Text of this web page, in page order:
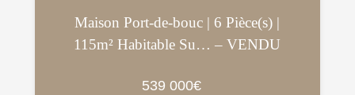
Maison Port-de-bouc | 6 Pièce(s) |
115m² Habitable Su… – VENDU
539 000€